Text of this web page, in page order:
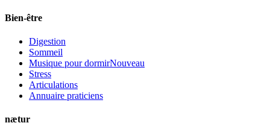
Bien-être
Digestion
Sommeil
Musique pour dormirNouveau
Stress
Articulations
Annuaire praticiens
nætur